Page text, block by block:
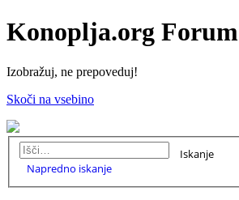
Konoplja.org Forum
Izobražuj, ne prepoveduj!
Skoči na vsebino
Iskanje
Napredno iskanje